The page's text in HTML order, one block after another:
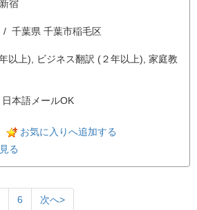
宿
千葉県 千葉市稲毛区
以上), ビジネス翻訳 (２年以上), 家庭教
日本語メールOK
お気に入りへ追加する
る
6 次へ>